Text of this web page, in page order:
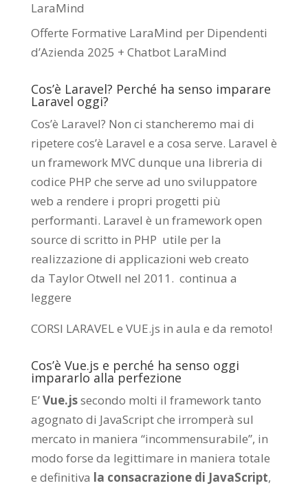
LaraMind
Offerte Formative LaraMind per Dipendenti
d’Azienda 2025 + Chatbot LaraMind
Cos’è Laravel? Perché ha senso imparare
Laravel oggi?
Cos’è Laravel? Non ci stancheremo mai di
ripetere cos’è Laravel e a cosa serve. Laravel è
un framework MVC dunque una libreria di
codice PHP che serve ad uno sviluppatore
web a rendere i propri progetti più
performanti. Laravel è un framework open
source di scritto in PHP utile per la
realizzazione di applicazioni web creato
da Taylor Otwell nel 2011. continua a
leggere
CORSI LARAVEL e VUE.js in aula e da remoto!
Cos’è Vue.js e perché ha senso oggi
impararlo alla perfezione
E’Vue.jssecondo molti il framework tanto
agognato di JavaScript che irromperà sul
mercato in maniera “incommensurabile”, in
modo forse da legittimare in maniera totale
e definitiva la consacrazione di JavaScript,